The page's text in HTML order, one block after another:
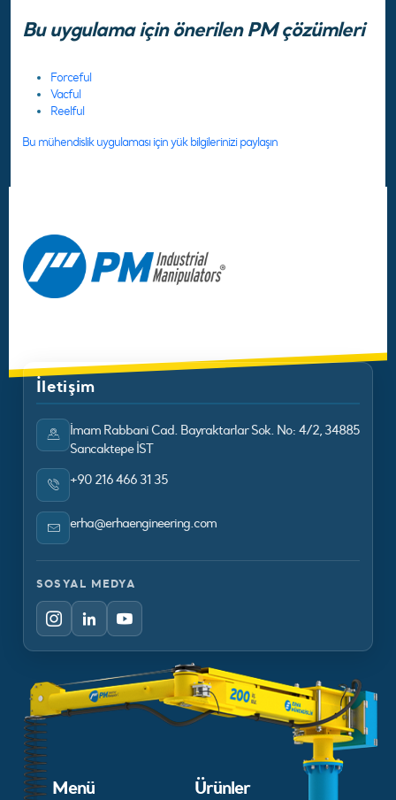
Bu uygulama için önerilen PM çözümleri
Forceful
Vacful
Reelful
Bu mühendislik uygulaması için yük bilgilerinizi paylaşın
İletişim
İmam Rabbani Cad. Bayraktarlar Sok. No: 4/2, 34885
Sancaktepe İST
+90 216 466 31 35
erha@erhaengineering.com
SOSYAL MEDYA
Menü Ürünler